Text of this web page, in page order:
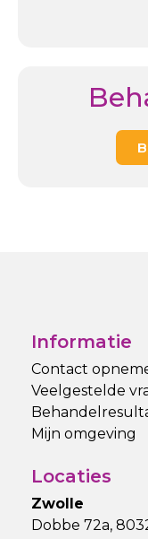
Informatie
Contact
Veelgestelde
Mijn omgeving
Locaties
Zwolle
Dobbe 72a,